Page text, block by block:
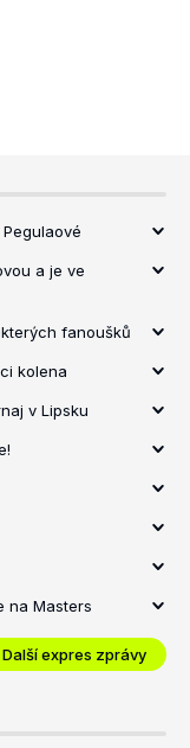
a je ve
fanoušků
kolena
v Lipsku
na Masters
Další expres zprávy